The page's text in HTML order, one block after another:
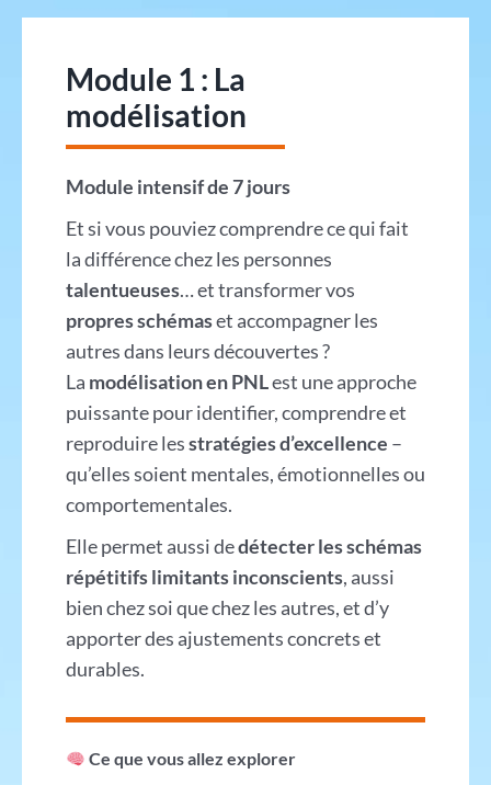
Module 1 : La
modélisation
Module intensif de 7 jours
Et si vous pouviez comprendre ce qui fait
la différence chez les personnes
talentueuses… et transformer vos
propres schémaset accompagner les
autres dans leurs découvertes ?
La modélisation en PNLest une approche
puissante pour identifier, comprendre et
reproduire lesstratégies d’excellence –
qu’elles soient mentales, émotionnelles ou
comportementales.
Elle permet aussi dedétecter les schémas
répétitifs limitants inconscients, aussi
bien chez soi que chez les autres, et d’y
apporter des ajustements concrets et
durables.
Ce que vous allez explorer